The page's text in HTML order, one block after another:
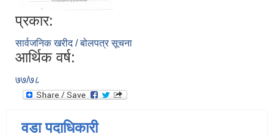
प्रकार:
सार्वजनिक खरीद / बोलपत्र सूचना
आर्थिक वर्ष:
७७/७८
वडा पदाधिकारी